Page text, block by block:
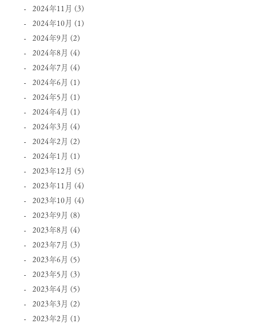
2024年11月 (3)
2024年10月 (1)
2024年9月 (2)
2024年8月 (4)
2024年7月 (4)
2024年6月 (1)
2024年5月 (1)
2024年4月 (1)
2024年3月 (4)
2024年2月 (2)
2024年1月 (1)
2023年12月 (5)
2023年11月 (4)
2023年10月 (4)
2023年9月 (8)
2023年8月 (4)
2023年7月 (3)
2023年6月 (5)
2023年5月 (3)
2023年4月 (5)
2023年3月 (2)
2023年2月 (1)